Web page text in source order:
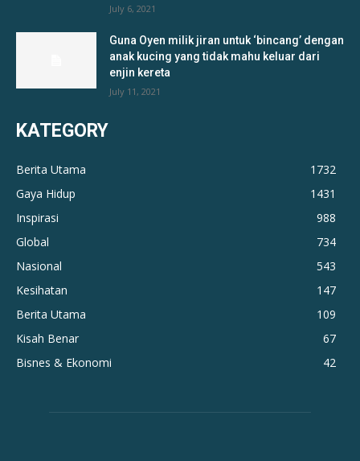
July 6, 2021
Guna Oyen milik jiran untuk ‘bincang’ dengan
anak kucing yang tidak mahu keluar dari
enjin kereta
July 11, 2021
KATEGORY
Berita Utama
1732
Gaya Hidup
1431
Inspirasi
988
Global
734
Nasional
543
Kesihatan
147
Berita Utama
109
Kisah Benar
67
Bisnes & Ekonomi
42